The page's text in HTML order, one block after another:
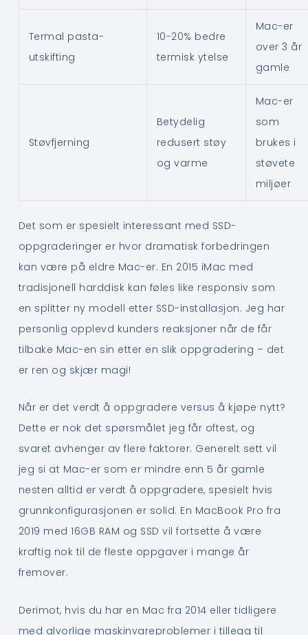
Termal pasta-
utskifting
10-20% bedre
termisk ytelse
Mac-er
over 3 år
gamle
Støvfjerning
Betydelig
redusert støy
og varme
Mac-er
som
brukes i
støvete
miljøer
Det som er spesielt interessant med SSD-
oppgraderinger er hvor dramatisk forbedringen
kan være på eldre Mac-er. En 2015 iMac med
tradisjonell harddisk kan føles like responsiv som
en splitter ny modell etter SSD-installasjon. Jeg har
personlig opplevd kunders reaksjoner når de får
tilbake Mac-en sin etter en slik oppgradering – det
er ren og skjær magi!
Når er det verdt å oppgradere versus å kjøpe nytt?
Dette er nok det spørsmålet jeg får oftest, og
svaret avhenger av flere faktorer. Generelt sett vil
jeg si at Mac-er som er mindre enn 5 år gamle
nesten alltid er verdt å oppgradere, spesielt hvis
grunnkonfigurasjonen er solid. En MacBook Pro fra
2019 med 16GB RAM og SSD vil fortsette å være
kraftig nok til de fleste oppgaver i mange år
fremover.
Derimot, hvis du har en Mac fra 2014 eller tidligere
med alvorlige maskinvareproblemer i tillegg til